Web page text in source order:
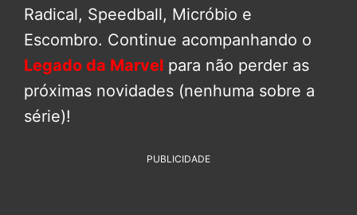
Radical, Speedball, Micróbio e
Escombro. Continue acompanhando o
Legado da Marvel para não perder as
próximas novidades (nenhuma sobre a
série)!
PUBLICIDADE